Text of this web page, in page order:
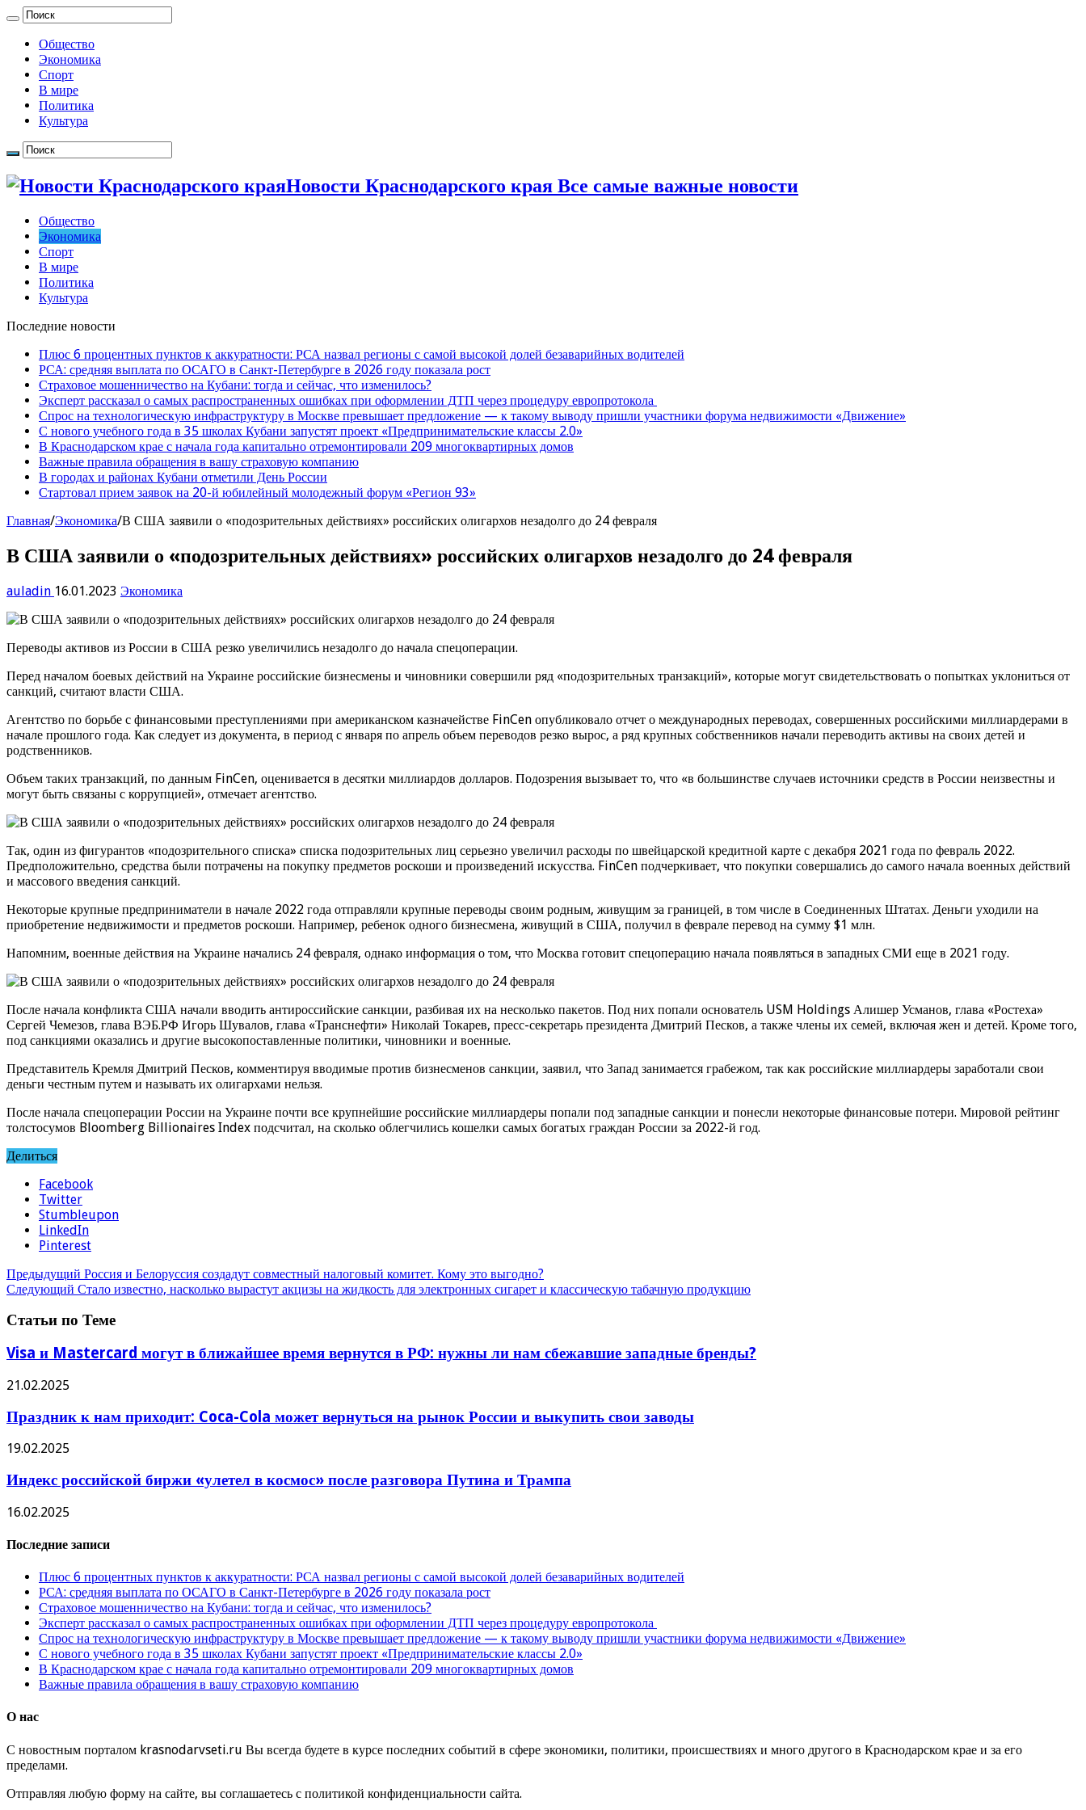
Общество
Экономика
Спорт
В мире
Политика
Культура
Новости Краснодарского края Все самые важные новости
Общество
Экономика
Спорт
В мире
Политика
Культура
Последние новости
Плюс 6 процентных пунктов к аккуратности: РСА назвал регионы с самой высокой долей безаварийных водителей
РСА: средняя выплата по ОСАГО в Санкт-Петербурге в 2026 году показала рост
Страховое мошенничество на Кубани: тогда и сейчас, что изменилось?
Эксперт рассказал о самых распространенных ошибках при оформлении ДТП через процедуру европротокола
Спрос на технологическую инфраструктуру в Москве превышает предложение — к такому выводу пришли участники форума недвижимости «Движение»
С нового учебного года в 35 школах Кубани запустят проект «Предпринимательские классы 2.0»
В Краснодарском крае с начала года капитально отремонтировали 209 многоквартирных домов
Важные правила обращения в вашу страховую компанию
В городах и районах Кубани отметили День России
Стартовал прием заявок на 20-й юбилейный молодежный форум «Регион 93»
Главная/Экономика/В США заявили о «подозрительных действиях» российских олигархов незадолго до 24 февраля
В США заявили о «подозрительных действиях» российских олигархов незадолго до 24 февраля
auladin 16.01.2023 Экономика
Переводы активов из России в США резко увеличились незадолго до начала спецоперации.
Перед началом боевых действий на Украине российские бизнесмены и чиновники совершили ряд «подозрительных транзакций», которые могут свидетельствовать о попытках уклониться от
санкций, считают власти США.
Агентство по борьбе с финансовыми преступлениями при американском казначействе FinCen опубликовало отчет о международных переводах, совершенных российскими миллиардерами в
начале прошлого года. Как следует из документа, в период с января по апрель объем переводов резко вырос, а ряд крупных собственников начали переводить активы на своих детей и
родственников.
Объем таких транзакций, по данным FinCen, оценивается в десятки миллиардов долларов. Подозрения вызывает то, что «в большинстве случаев источники средств в России неизвестны и
могут быть связаны с коррупцией», отмечает агентство.
Так, один из фигурантов «подозрительного списка» списка подозрительных лиц серьезно увеличил расходы по швейцарской кредитной карте с декабря 2021 года по февраль 2022.
Предположительно, средства были потрачены на покупку предметов роскоши и произведений искусства. FinCen подчеркивает, что покупки совершались до самого начала военных действий
и массового введения санкций.
Некоторые крупные предприниматели в начале 2022 года отправляли крупные переводы своим родным, живущим за границей, в том числе в Соединенных Штатах. Деньги уходили на
приобретение недвижимости и предметов роскоши. Например, ребенок одного бизнесмена, живущий в США, получил в феврале перевод на сумму $1 млн.
Напомним, военные действия на Украине начались 24 февраля, однако информация о том, что Москва готовит спецоперацию начала появляться в западных СМИ еще в 2021 году.
После начала конфликта США начали вводить антироссийские санкции, разбивая их на несколько пакетов. Под них попали основатель USM Holdings Алишер Усманов, глава «Ростеха»
Сергей Чемезов, глава ВЭБ.РФ Игорь Шувалов, глава «Транснефти» Николай Токарев, пресс-секретарь президента Дмитрий Песков, а также члены их семей, включая жен и детей. Кроме того,
под санкциями оказались и другие высокопоставленные политики, чиновники и военные.
Представитель Кремля Дмитрий Песков, комментируя вводимые против бизнесменов санкции, заявил, что Запад занимается грабежом, так как российские миллиардеры заработали свои
деньги честным путем и называть их олигархами нельзя.
После начала спецоперации России на Украине почти все крупнейшие российские миллиардеры попали под западные санкции и понесли некоторые финансовые потери. Мировой рейтинг
толстосумов Bloomberg Billionaires Index подсчитал, на сколько облегчились кошелки самых богатых граждан России за 2022-й год.
Делиться
Facebook
Twitter
Stumbleupon
LinkedIn
Pinterest
Предыдущий Россия и Белоруссия создадут совместный налоговый комитет. Кому это выгодно?
Следующий Стало известно, насколько вырастут акцизы на жидкость для электронных сигарет и классическую табачную продукцию
Статьи по Теме
Visa и Mastercard могут в ближайшее время вернутся в РФ: нужны ли нам сбежавшие западные бренды?
21.02.2025
Праздник к нам приходит: Coca-Cola может вернуться на рынок России и выкупить свои заводы
19.02.2025
Индекс российской биржи «улетел в космос» после разговора Путина и Трампа
16.02.2025
Последние записи
Плюс 6 процентных пунктов к аккуратности: РСА назвал регионы с самой высокой долей безаварийных водителей
РСА: средняя выплата по ОСАГО в Санкт-Петербурге в 2026 году показала рост
Страховое мошенничество на Кубани: тогда и сейчас, что изменилось?
Эксперт рассказал о самых распространенных ошибках при оформлении ДТП через процедуру европротокола
Спрос на технологическую инфраструктуру в Москве превышает предложение — к такому выводу пришли участники форума недвижимости «Движение»
С нового учебного года в 35 школах Кубани запустят проект «Предпринимательские классы 2.0»
В Краснодарском крае с начала года капитально отремонтировали 209 многоквартирных домов
Важные правила обращения в вашу страховую компанию
О нас
С новостным порталом krasnodarvseti.ru Вы всегда будете в курсе последних событий в сфере экономики, политики, происшествиях и много другого в Краснодарском крае и за его
пределами.
Отправляя любую форму на сайте, вы соглашаетесь с политикой конфиденциальности сайта.